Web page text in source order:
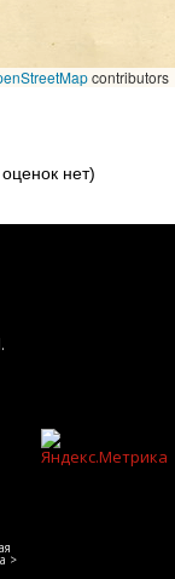
contributors
нет)
>